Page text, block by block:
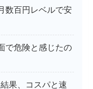
数百円レベルで安
で危険と感じたの
果、コスパと速